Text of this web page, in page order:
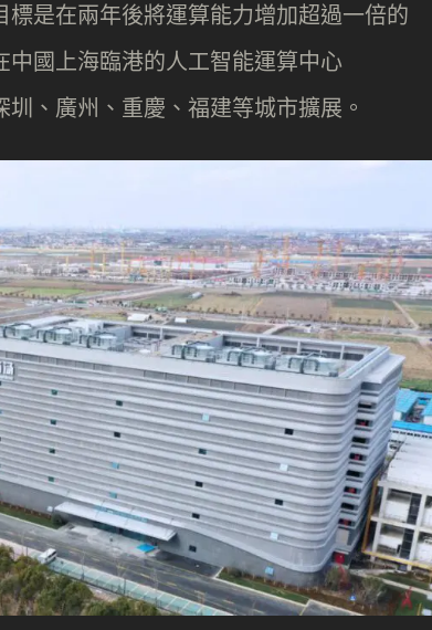
是在兩年後將運算能力增加超過一倍的
國上海臨港的人工智能運算中心
、廣州、重慶、福建等城市擴展。